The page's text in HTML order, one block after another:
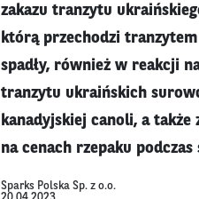
zakazu tranzytu
którą przechodzi
spadły, również w reakcji
tranzytu ukraińskich
kanadyjskiej canoli, a
na cenach rzepaku
Sparks Polska Sp. z o.o.